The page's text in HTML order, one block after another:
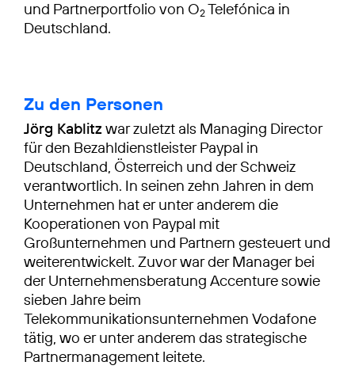
und Partnerportfolio von O2Telefónica in
Deutschland.
Zu den Personen
Jörg Kablitz war zuletzt als Managing Director
für den Bezahldienstleister Paypal in
Deutschland, Österreich und der Schweiz
verantwortlich. In seinen zehn Jahren in dem
Unternehmen hat er unter anderem die
Kooperationen von Paypal mit
Großunternehmen und Partnern gesteuert und
weiterentwickelt. Zuvor war der Manager bei
der Unternehmensberatung Accenture sowie
sieben Jahre beim
Telekommunikationsunternehmen Vodafone
tätig, wo er unter anderem das strategische
Partnermanagement leitete.